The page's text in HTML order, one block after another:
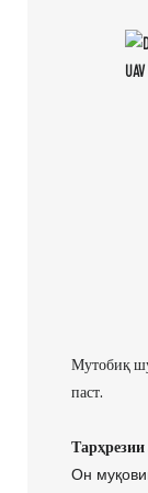
Мутобиқ
паст.
Он